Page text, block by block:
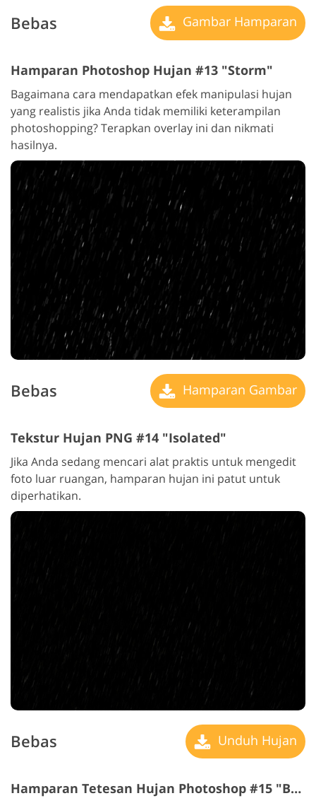
Bebas Gambar Hamparan
Hamparan Photoshop Hujan #13 "Storm"
Bagaimana cara mendapatkan efek manipulasi hujan
yang realistis jika Anda tidak memiliki keterampilan
photoshopping? Terapkan overlay ini dan nikmati
hasilnya.
Bebas Hamparan Gambar
Tekstur Hujan PNG #14 "Isolated"
Jika Anda sedang mencari alat praktis untuk mengedit
foto luar ruangan, hamparan hujan ini patut untuk
diperhatikan.
Bebas Unduh Hujan
Hamparan Tetesan Hujan Photoshop #15 "Bokeh"